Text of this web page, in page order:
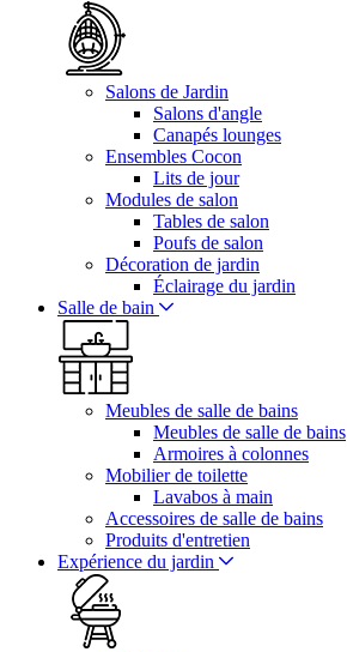
Salons de Jardin
Salons d'angle
Canapés lounges
Ensembles Cocon
Lits de jour
Modules de salon
Tables de salon
Poufs de salon
Décoration de jardin
Éclairage du jardin
Salle de bain
Meubles de salle de bains
Meubles de salle de bains
Armoires à colonnes
Mobilier de toilette
Lavabos à main
Accessoires de salle de bains
Produits d'entretien
Expérience du jardin